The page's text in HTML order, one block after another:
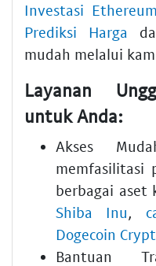
Investasi
Prediksi Harga
mudah melalui
Layanan
untuk Anda:
Akses
memfasilitasi
berbagai aset
Shiba Inu,
Dogecoin
Bantuan